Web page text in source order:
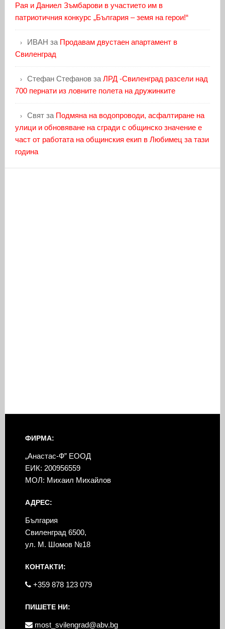
Рая и Даниел Зъмбарови в участието им в
патриотичния конкурс „България – земя на герои!“
ИВАН за Продавам двустаен апартамент в
Свиленград
Стефан Стефановза ЛРД -Свиленград разсели над
700 пернати из ловните полета на дружинките
Святза Подмяна на водопроводи, асфалтиране на
улици и обновяване на сгради с общинско значение е
част от работата на общинския екип в Любимец за тази
година
ФИРМА:
„Анастас-Ф” ЕООД
ЕИК: 200956559
МОЛ: Михаил Михайлов
АДРЕС:
България
Свиленград 6500,
ул. М. Шомов №18
КОНТАКТИ:
+359 878 123 079
ПИШЕТЕ НИ:
most_svilengrad@abv.bg